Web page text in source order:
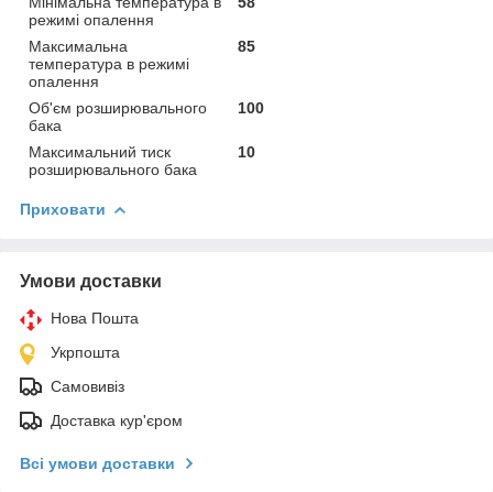
режимі опалення
Максимальна
температура в режимі
опалення
85
Об'єм розширювального
бака
100
Максимальний тиск
розширювального бака
10
Приховати
Умови доставки
Нова Пошта
Укрпошта
Самовивіз
Доставка кур'єром
Всі умови доставки